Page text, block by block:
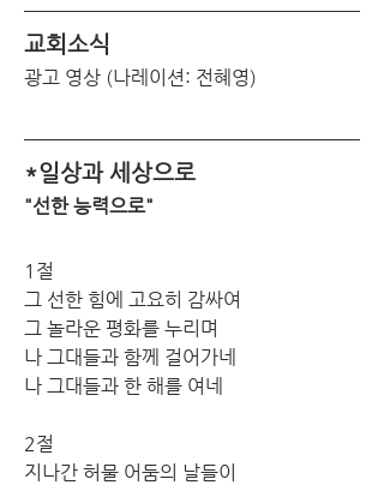
교회소식
광고 영상 (나레이션: 전혜영)
*일상과 세상으로
"선한 능력으로"
1절
그 선한 힘에 고요히 감싸여
그 놀라운 평화를 누리며
나 그대들과 함께 걸어가네
나 그대들과 한 해를 여네
2절
지나간 허물 어둠의 날들이